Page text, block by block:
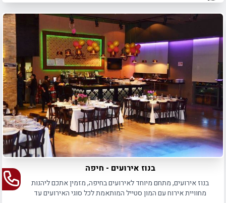
בנוז אירועים - חיפה
בנוז אירועים, מתחם מיוחד לאירועים בחיפה, מזמין אתכם ליהנות
מחוויית אירוח עם המון סטייל המותאמת לכל סוגי האירועים עד